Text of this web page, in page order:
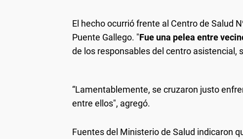
El hecho ocurrió frente al Centro de Salud
Puente Gallego. "Fue una pelea entre
de los responsables del centro asistencial,
“Lamentablemente, se cruzaron justo
entre ellos", agregó.
Fuentes del Ministerio de Salud indicaron